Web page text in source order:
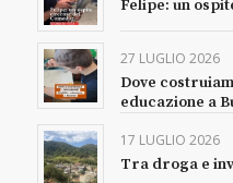
Felipe: un
27 LUGLIO 2026
Dove
educazione a
17 LUGLIO 2026
Tra droga e